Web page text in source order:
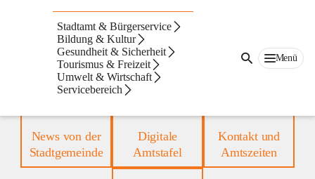
Stadtamt & Bürgerservice
Bildung & Kultur
Gesundheit & Sicherheit
Tourismus & Freizeit
Umwelt & Wirtschaft
Servicebereich
Menü
Waidhofen an der Thaya
Inhalten
mehr...
News von der
Stadtgemeinde
Digitale
Amtstafel
Kontakt und
Amtszeiten